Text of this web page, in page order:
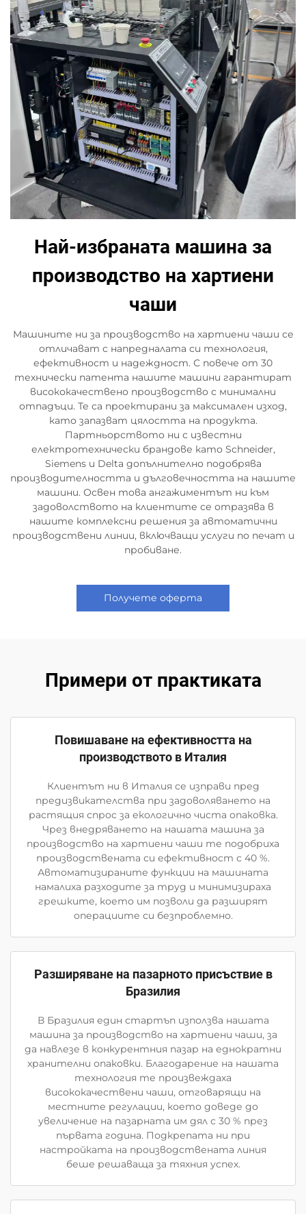
Най-избраната машина за
производство на хартиени
чаши
Машините ни за производство на хартиени чаши се
отличават с напредналата си технология,
ефективност и надеждност. С повече от 30
технически патента нашите машини гарантират
висококачествено производство с минимални
отпадъци. Те са проектирани за максимален изход,
като запазват цялостта на продукта.
Партньорството ни с известни
електротехнически брандове като Schneider,
Siemens и Delta допълнително подобрява
производителността и дълговечността на нашите
машини. Освен това ангажиментът ни към
задоволството на клиентите се отразява в
нашите комплексни решения за автоматични
производствени линии, включващи услуги по печат и
пробиване.
Получете оферта
Примери от практиката
Повишаване на ефективността на
производството в Италия
Клиентът ни в Италия се изправи пред
предизвикателства при задоволяването на
растящия спрос за екологично чиста опаковка.
Чрез внедряването на нашата машина за
производство на хартиени чаши те подобриха
производствената си ефективност с 40 %.
Автоматизираните функции на машината
намалиха разходите за труд и минимизираха
грешките, което им позволи да разширят
операциите си безпроблемно.
Разширяване на пазарното присъствие в
Бразилия
В Бразилия един стартъп използва нашата
машина за производство на хартиени чаши, за
да навлезе в конкурентния пазар на еднократни
хранителни опаковки. Благодарение на нашата
технология те произвеждаха
висококачествени чаши, отговарящи на
местните регулации, което доведе до
увеличение на пазарната им дял с 30 % през
първата година. Подкрепата ни при
настройката на производствената линия
беше решаваща за тяхния успех.